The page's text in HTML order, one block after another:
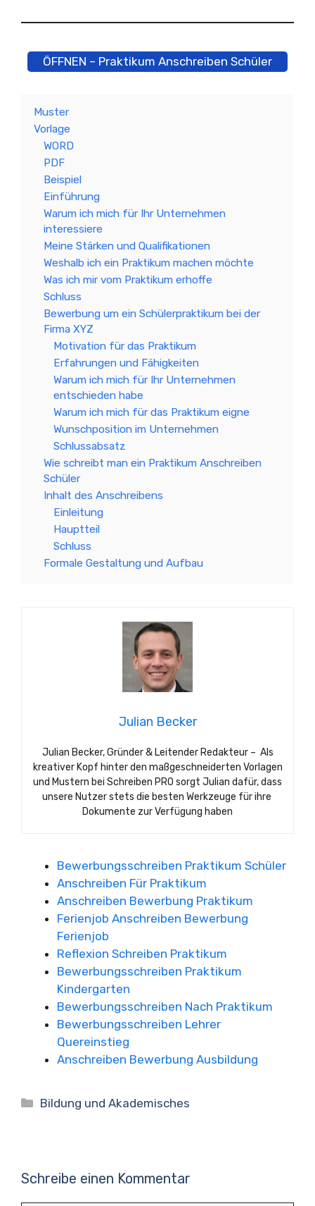
ÖFFNEN – Praktikum Anschreiben Schüler
Muster
Vorlage
WORD
PDF
Beispiel
Einführung
Warum ich mich für Ihr Unternehmen
interessiere
Meine Stärken und Qualifikationen
Weshalb ich ein Praktikum machen möchte
Was ich mir vom Praktikum erhoffe
Schluss
Bewerbung um ein Schülerpraktikum bei der
Firma XYZ
Motivation für das Praktikum
Erfahrungen und Fähigkeiten
Warum ich mich für Ihr Unternehmen
entschieden habe
Warum ich mich für das Praktikum eigne
Wunschposition im Unternehmen
Schlussabsatz
Wie schreibt man ein Praktikum Anschreiben
Schüler
Inhalt des Anschreibens
Einleitung
Hauptteil
Schluss
Formale Gestaltung und Aufbau
Julian Becker
Julian Becker, Gründer & Leitender Redakteur – Als
kreativer Kopf hinter den maßgeschneiderten Vorlagen
und Mustern bei Schreiben PRO sorgt Julian dafür, dass
unsere Nutzer stets die besten Werkzeuge für ihre
Dokumente zur Verfügung haben
Bewerbungsschreiben Praktikum Schüler
Anschreiben Für Praktikum
Anschreiben Bewerbung Praktikum
Ferienjob Anschreiben Bewerbung
Ferienjob
Reflexion Schreiben Praktikum
Bewerbungsschreiben Praktikum
Kindergarten
Bewerbungsschreiben Nach Praktikum
Bewerbungsschreiben Lehrer
Quereinstieg
Anschreiben Bewerbung Ausbildung
Kategorien
Bildung und Akademisches
Schreibe einen Kommentar